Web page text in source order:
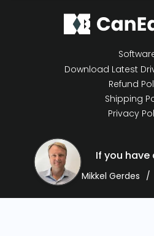
Download Latest
Refund
Shipping
Privacy
If you
Mikkel Gerdes